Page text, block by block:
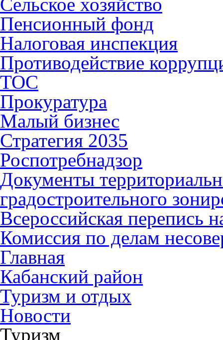
Пенсионный фонд
Налоговая инспекция
Противодействие
ТОС
Прокуратура
Малый бизнес
Стратегия 2035
Роспотребнадзор
Документы
градостроительного
Всероссийская перепись
Комиссия по делам
Главная
Кабанский район
Туризм и отдых
Новости
Туризм